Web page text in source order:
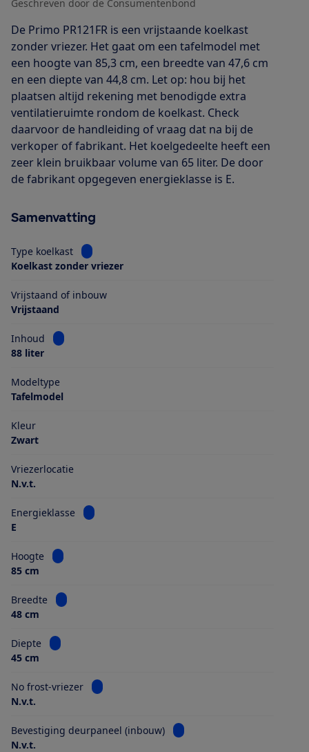
Geschreven door de Consumentenbond
De Primo PR121FR is een vrijstaande koelkast
zonder vriezer. Het gaat om een tafelmodel met
een hoogte van 85,3 cm, een breedte van 47,6 cm
en een diepte van 44,8 cm. Let op: hou bij het
plaatsen altijd rekening met benodigde extra
ventilatieruimte rondom de koelkast. Check
daarvoor de handleiding of vraag dat na bij de
verkoper of fabrikant. Het koelgedeelte heeft een
zeer klein bruikbaar volume van 65 liter. De door
de fabrikant opgegeven energieklasse is E.
Samenvatting
Type koelkast
Bekijk informatie voor Type koelkast
Koelkast zonder vriezer
Vrijstaand of inbouw
Vrijstaand
Inhoud
Bekijk informatie voor Inhoud
88 liter
Modeltype
Tafelmodel
Kleur
Zwart
Vriezerlocatie
N.v.t.
Energieklasse
Bekijk informatie voor Energieklasse
E
Hoogte
Bekijk informatie voor Hoogte
85 cm
Breedte
Bekijk informatie voor Breedte
48 cm
Diepte
Bekijk informatie voor Diepte
45 cm
No frost-vriezer
Bekijk informatie voor No frost-vriezer
N.v.t.
Bevestiging deurpaneel (inbouw)
Bekijk informatie voor
N.v.t.